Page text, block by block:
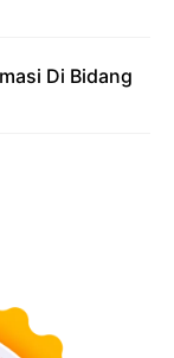
Di Bidang